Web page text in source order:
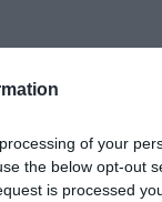
of your
the below opt-out
is processed
του
στο Video Art,